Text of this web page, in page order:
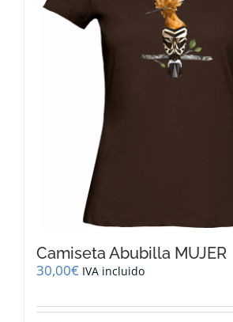
pueden
elegir
la
página
Camiseta Abubilla MUJER
30,00€ IVA incluido